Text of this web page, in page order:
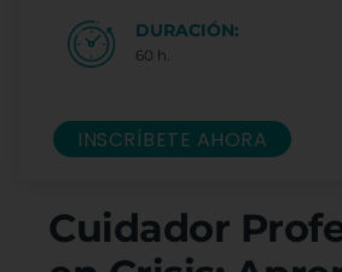
Cuidador
DURACIÓN:
60 h.
INSCRÍBETE AHORA